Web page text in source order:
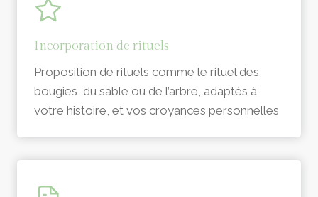
Incorporation de rituels
Proposition de rituels comme le rituel des
bougies, du sable ou de l’arbre, adaptés à
votre histoire, et vos croyances personnelles